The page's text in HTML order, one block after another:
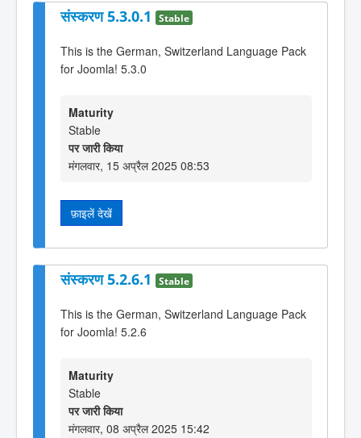
संस्करण 5.3.0.1 Stable
This is the German, Switzerland Language Pack
for Joomla! 5.3.0
Maturity
Stable
पर जारी किया
मंगलवार, 15 अप्रैल 2025 08:53
फ़ाइलें देखें
संस्करण 5.2.6.1 Stable
This is the German, Switzerland Language Pack
for Joomla! 5.2.6
Maturity
Stable
पर जारी किया
मंगलवार, 08 अप्रैल 2025 15:42